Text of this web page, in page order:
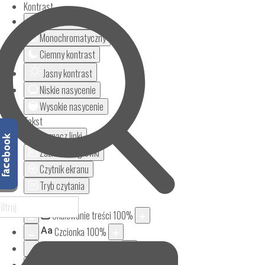
Kontrast
Monochromatyczny
Ciemny kontrast
Jasny kontrast
Niskie nasycenie
Wysokie nasycenie
Tekst
Zaznacz linki
Zaznacz nagłówki
Czytnik ekranu
Tryb czytania
Powiększenie
Skalowanie treści 100%
Aa Czcionka 100%